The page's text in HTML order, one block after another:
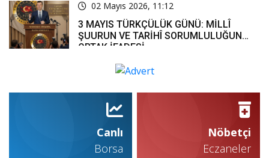
02 Mayıs 2026, 11:12
3 MAYIS TÜRKÇÜLÜK GÜNÜ: MİLLÎ
ŞUURUN VE TARİHÎ SORUMLULUĞUN
ORTAK İFADESİ
Canlı
Borsa
Nöbetçi
Eczaneler